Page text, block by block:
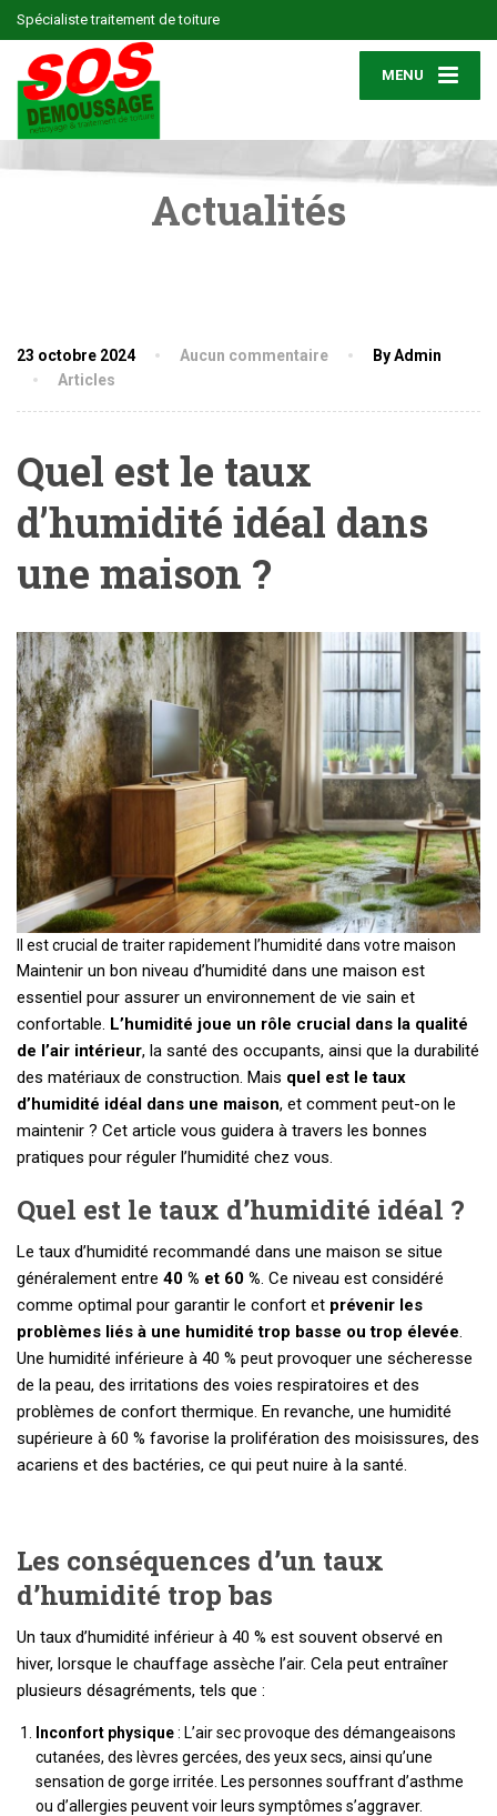
Spécialiste traitement de toiture
MENU
Actualités
23 octobre 2024 Aucun commentaire
By Admin
Articles
Quel est le taux
d’humidité idéal dans
une maison ?
Il est crucial de traiter rapidement l’humidité dans votre maison
Maintenir un bon niveau d’humidité dans une maison est
essentiel pour assurer un environnement de vie sain et
confortable. L’humidité joue un rôle crucial dans la qualité
de l’air intérieur, la santé des occupants, ainsi que la durabilité
des matériaux de construction. Mais quel est le taux
d’humidité idéal dans une maison, et comment peut-on le
maintenir ? Cet article vous guidera à travers les bonnes
pratiques pour réguler l’humidité chez vous.
Quel est le taux d’humidité idéal ?
Le taux d’humidité recommandé dans une maison se situe
généralement entre 40 % et 60 %. Ce niveau est considéré
comme optimal pour garantir le confort et prévenir les
problèmes liés à une humidité trop basse ou trop élevée.
Une humidité inférieure à 40 % peut provoquer une sécheresse
de la peau, des irritations des voies respiratoires et des
problèmes de confort thermique. En revanche, une humidité
supérieure à 60 % favorise la prolifération des moisissures, des
acariens et des bactéries, ce qui peut nuire à la santé.
Les conséquences d’un taux
d’humidité trop bas
Un taux d’humidité inférieur à 40 % est souvent observé en
hiver, lorsque le chauffage assèche l’air. Cela peut entraîner
plusieurs désagréments, tels que :
Inconfort physique: L’air sec provoque des démangeaisons
cutanées, des lèvres gercées, des yeux secs, ainsi qu’une
sensation de gorge irritée. Les personnes souffrant d’asthme
ou d’allergies peuvent voir leurs symptômes s’aggraver.